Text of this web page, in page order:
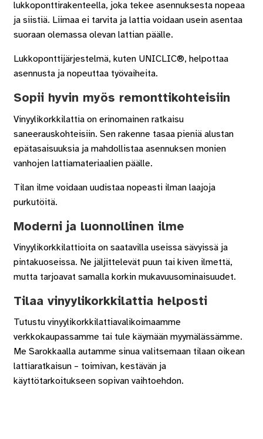
lukkoponttirakenteella, joka tekee asennuksesta nopeaa
ja siistiä. Liimaa ei tarvita ja lattia voidaan usein asentaa
suoraan olemassa olevan lattian päälle.
Lukkoponttijärjestelmä, kuten UNICLIC®, helpottaa
asennusta ja nopeuttaa työvaiheita.
Sopii hyvin myös remonttikohteisiin
Vinyylikorkkilattia on erinomainen ratkaisu
saneerauskohteisiin. Sen rakenne tasaa pieniä alustan
epätasaisuuksia ja mahdollistaa asennuksen monien
vanhojen lattiamateriaalien päälle.
Tilan ilme voidaan uudistaa nopeasti ilman laajoja
purkutöitä.
Moderni ja luonnollinen ilme
Vinyylikorkkilattioita on saatavilla useissa sävyissä ja
pintakuoseissa. Ne jäljittelevät puun tai kiven ilmettä,
mutta tarjoavat samalla korkin mukavuusominaisuudet.
Tilaa vinyylikorkkilattia helposti
Tutustu vinyylikorkkilattiavalikoimaamme
verkkokaupassamme tai tule käymään myymälässämme.
Me Sarokkaalla autamme sinua valitsemaan tilaan oikean
lattiaratkaisun – toimivan, kestävän ja
käyttötarkoitukseen sopivan vaihtoehdon.